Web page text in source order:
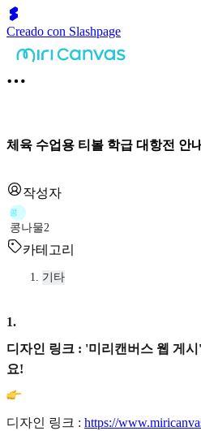
Creado con Slashpage
체육 수업용 티볼 학급 대항전 안
작성자
콩
콩나물2
카테고리
기타
1.
디자인 링크 : '미리캔버스 웹 게
요!
디자인 링크 : https://